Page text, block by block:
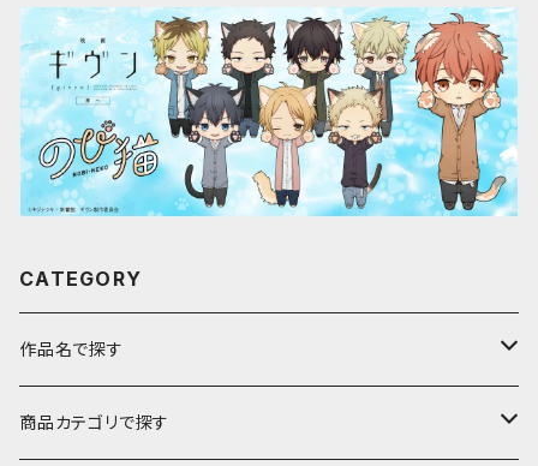
CATEGORY
作品名で探す
ア行
商品カテゴリで探す